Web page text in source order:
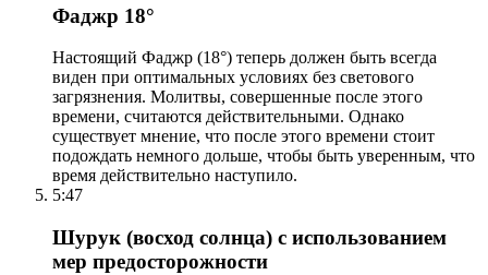
Фаджр 18°
Настоящий Фаджр (18°) теперь должен быть всегда
виден при оптимальных условиях без светового
загрязнения. Молитвы, совершенные после этого
времени, считаются действительными. Однако
существует мнение, что после этого времени стоит
подождать немного дольше, чтобы быть уверенным, что
время действительно наступило.
5:47
Шурук (восход солнца) с использованием
мер предосторожности